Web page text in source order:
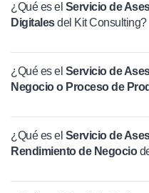
¿Qué es el Servicio de
Digitalesdel Kit Consulting?
¿Qué es el Servicio de
Negocio o Proceso de
¿Qué es el Servicio de
Rendimiento de Negocio